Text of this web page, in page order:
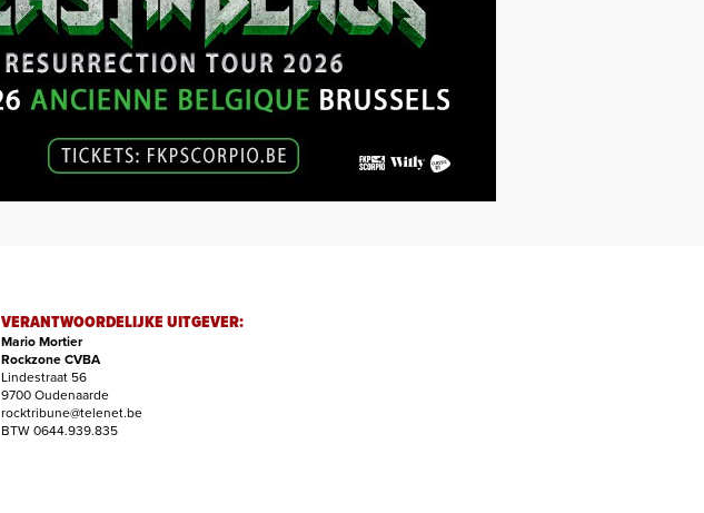
VERANTWOORDELIJKE UITGEVER:
Mario Mortier
Rockzone CVBA
Lindestraat 56
9700 Oudenaarde
rocktribune@telenet.be
BTW 0644.939.835